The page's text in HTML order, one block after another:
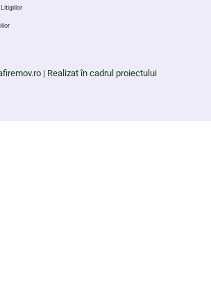
| Realizat în cadrul proiectului